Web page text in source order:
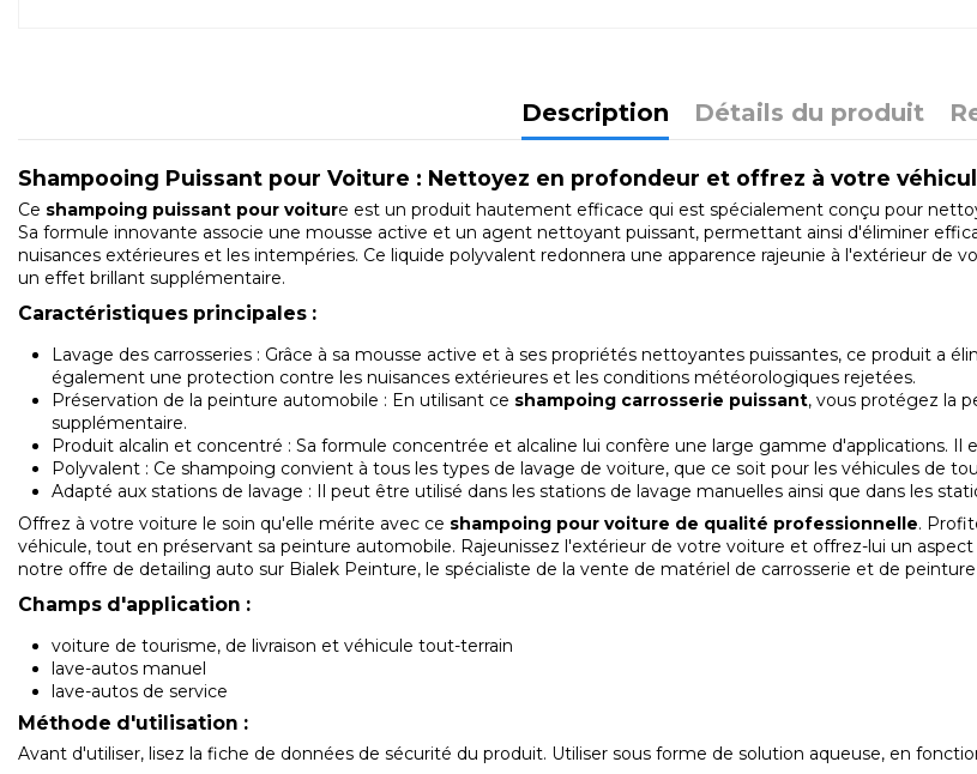
Description Détails du produit
Shampooing Puissant pour Voiture : Nettoyez en profondeur et offrez à votre
Ce shampoing puissant pour voiture est un produit hautement efficace qui est spécialement conçu pour
Sa formule innovante associe une mousse active et un agent nettoyant puissant, permettant ainsi d'éliminer
nuisances extérieures et les intempéries. Ce liquide polyvalent redonnera une apparence rajeunie à l'extérieur
un effet brillant supplémentaire.
Caractéristiques principales :
Lavage des carrosseries : Grâce à sa mousse active et à ses propriétés nettoyantes puissantes, ce produit a
également une protection contre les nuisances extérieures et les conditions météorologiques rejetées.
Préservation de la peinture automobile : En utilisant ce shampoing carrosserie puissant, vous protégez la
supplémentaire.
Produit alcalin et concentré : Sa formule concentrée et alcaline lui confère une large gamme d'applications.
Polyvalent : Ce shampoing convient à tous les types de lavage de voiture, que ce soit pour les véhicules de
Adapté aux stations de lavage : Il peut être utilisé dans les stations de lavage manuelles ainsi que dans les
Offrez à votre voiture le soin qu'elle mérite avec ce shampoing pour voiture de qualité professionnelle.
véhicule, tout en préservant sa peinture automobile. Rajeunissez l'extérieur de votre voiture et offrez-lui un
notre offre de detailing auto sur Bialek Peinture, le spécialiste de la vente de matériel de carrosserie et de
Champs d'application :
voiture de tourisme, de livraison et véhicule tout-terrain
lave-autos manuel
lave-autos de service
Méthode d'utilisation :
Avant d'utiliser, lisez la fiche de données de sécurité du produit. Utiliser sous forme de solution aqueuse, en